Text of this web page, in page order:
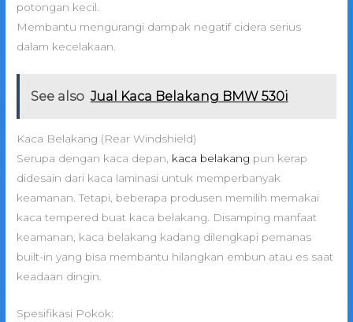
potongan kecil.
Membantu mengurangi dampak negatif cidera serius
dalam kecelakaan.
See also Jual Kaca Belakang BMW 530i
Kaca Belakang (Rear Windshield)
Serupa dengan kaca depan, kaca belakang pun kerap
didesain dari kaca laminasi untuk memperbanyak
keamanan. Tetapi, beberapa produsen memilih memakai
kaca tempered buat kaca belakang. Disamping manfaat
keamanan, kaca belakang kadang dilengkapi pemanas
built-in yang bisa membantu hilangkan embun atau es saat
keadaan dingin.
Spesifikasi Pokok: